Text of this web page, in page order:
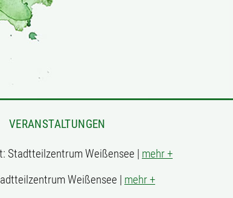
VERANSTALTUNGEN
Stadtteilzentrum Weißensee | mehr +
Weißensee | mehr +